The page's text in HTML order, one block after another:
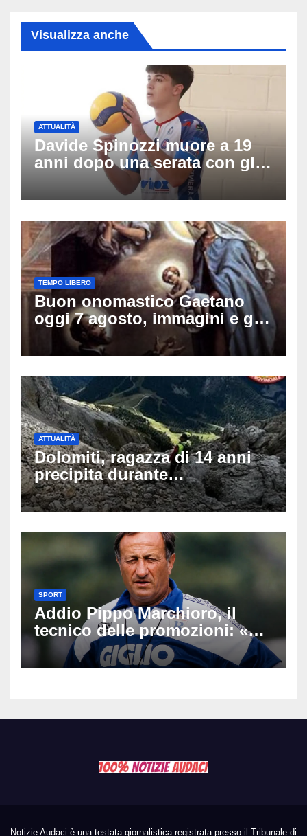
Visualizza anche
ATTUALITÀ
Davide Spinozzi muore a 19
anni dopo una serata con gli
amici: il mistero dello
schianto senza frenata
TEMPO LIBERO
Buon onomastico Gaetano
oggi 7 agosto, immagini e gif
di auguri da condividere sui
social
ATTUALITÀ
Dolomiti, ragazza di 14 anni
precipita durante
un’escursione: tragedia sul
Latemar davanti alla famiglia
SPORT
Addio Pippo Marchioro, il
tecnico delle promozioni: «Ha
scritto pagine indimenticabili
del nostro calcio»
Notizie Audaci è una testata giornalistica registrata presso il Tribunale di